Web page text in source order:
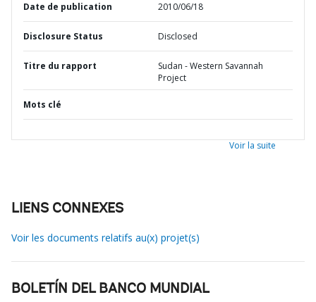
Date de publication 2010/06/18
Disclosure Status Disclosed
Titre du rapport
Sudan - Western Savannah
Project
Mots clé
Voir la suite
LIENS CONNEXES
Voir les documents relatifs au(x) projet(s)
BOLETÍN DEL BANCO MUNDIAL